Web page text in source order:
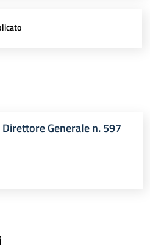
Generale n. 597